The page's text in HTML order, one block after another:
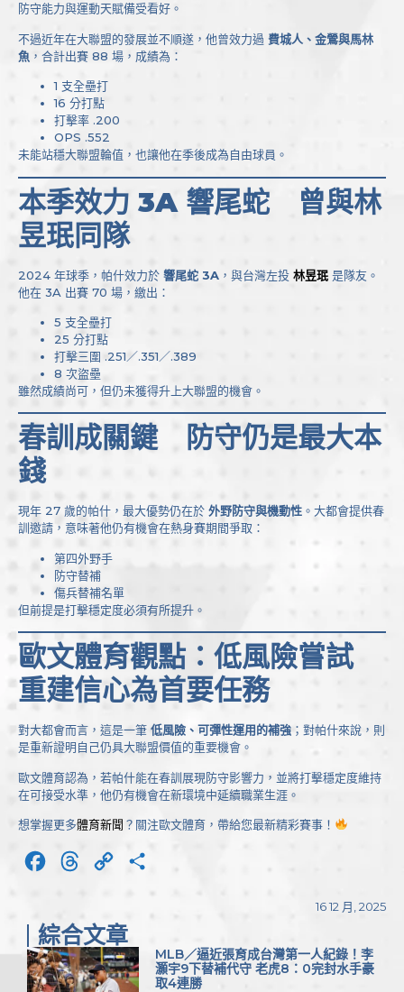
防守能力與運動天賦備受看好。
不過近年在大聯盟的發展並不順遂，他曾效力過 費城人、金鶯與馬林
魚 ，合計出賽 88 場，成績為：
1 支全壘打
16 分打點
打擊率 .200
OPS .552
未能站穩大聯盟輪值，也讓他在季後成為自由球員。
本季效力 3A 響尾蛇 曾與林
昱珉同隊
2024 年球季，帕什效力於 響尾蛇 3A ，與台灣左投 林昱珉 是隊友。
他在 3A 出賽 70 場，繳出：
5 支全壘打
25 分打點
打擊三圍 .251／.351／.389
8 次盜壘
雖然成績尚可，但仍未獲得升上大聯盟的機會。
春訓成關鍵 防守仍是最大本
錢
現年 27 歲的帕什，最大優勢仍在於 外野防守與機動性 。大都會提供春
訓邀請，意味著他仍有機會在熱身賽期間爭取：
第四外野手
防守替補
傷兵替補名單
但前提是打擊穩定度必須有所提升。
歐文體育觀點：低風險嘗試
重建信心為首要任務
對大都會而言，這是一筆 低風險、可彈性運用的補強 ；對帕什來說，則
是重新證明自己仍具大聯盟價值的重要機會。
歐文體育認為，若帕什能在春訓展現防守影響力，並將打擊穩定度維持
在可接受水準，他仍有機會在新環境中延續職業生涯。
想掌握更多體育新聞 ？關注歐文體育，帶給您最新精彩賽事！
FacebookThreads
Copy
16 12 月, 2025
綜合文章
MLB／逼近張育成台灣第一人紀錄！李
灝宇9下替補代守 老虎8：0完封水手豪
取4連勝